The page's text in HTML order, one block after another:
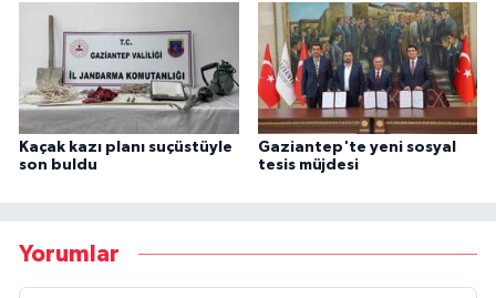
Kaçak kazı planı suçüstüyle
son buldu
Gaziantep'te yeni sosyal
tesis müjdesi
Yorumlar